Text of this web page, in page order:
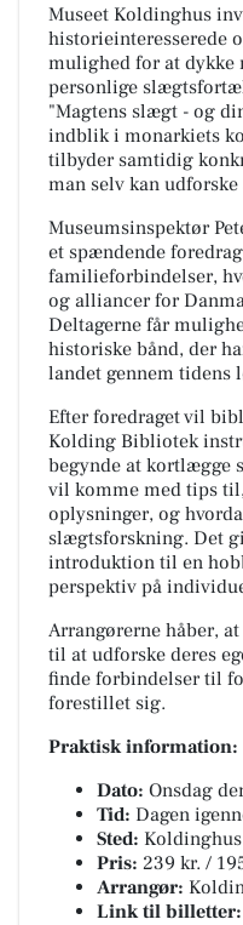
Museet Koldinghus
historieinteresserede
mulighed for at dykke
personlige
"Magtens slægt - og
indblik i monarkiets
tilbyder samtidig
man selv kan
Museumsinspektør
et spændende
familieforbindelser,
og alliancer for
Deltagerne får
historiske bånd, der
landet gennem tidens
Efter foredraget vil
Kolding Bibliotek
begynde at kortlægge
vil komme med tips
oplysninger, og
slægtsforskning. Det
introduktion til en
perspektiv på
Arrangørerne håber,
til at udforske deres
finde forbindelser til
forestillet sig.
Praktisk information:
Dato: Onsdag
Tid: Dagen
Sted: Koldinghus
Pris: 239 kr. /
Arrangør:
Link til billetter: